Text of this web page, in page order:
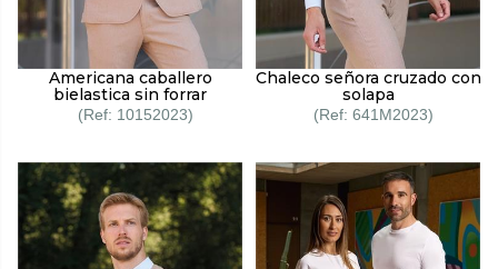
Americana caballero
bielastica sin forrar
10152023
Chaleco señora cruzado con
solapa
641M2023